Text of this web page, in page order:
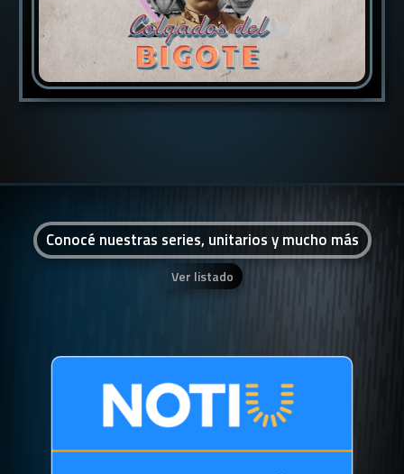
Conocé nuestras series, unitarios y mucho más
Ver listado